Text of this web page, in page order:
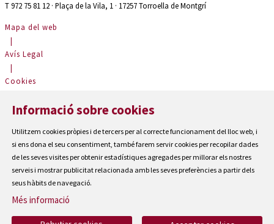
T 972 75 81 12 · Plaça de la Vila, 1 · 17257 Torroella de Montgrí
Mapa del web
|
Avís Legal
|
Cookies
Contactar
Accessibilitat
Informació sobre cookies
Utilitzem cookies pròpies i de tercers per al correcte funcionament del lloc web, i
si ens dona el seu consentiment, també farem servir cookies per recopilar dades
de les seves visites per obtenir estadístiques agregades per millorar els nostres
serveis i mostrar publicitat relacionada amb les seves preferències a partir dels
seus hàbits de navegació.
Més informació